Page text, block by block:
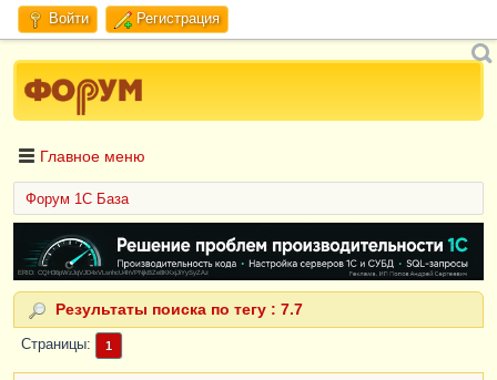
Войти Регистрация
Главное меню
Форум 1C База
ERID: CQH36pWzJqVJD4xVLsnhcU4hVPNjkBZe8KKxjJiYySyZAz
Результаты поиска по тегу : 7.7
Страницы 1